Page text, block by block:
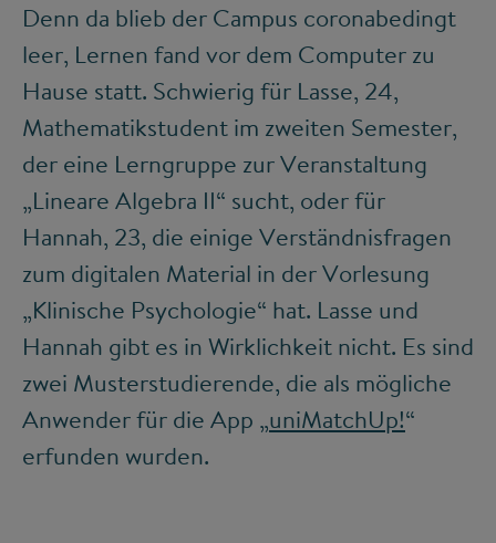
Denn da blieb der Campus coronabedingt
leer, Lernen fand vor dem Computer zu
Hause statt. Schwierig für Lasse, 24,
Mathematikstudent im zweiten Semester,
der eine Lerngruppe zur Veranstaltung
„Lineare Algebra II“ sucht, oder für
Hannah, 23, die einige Verständnisfragen
zum digitalen Material in der Vorlesung
„Klinische Psychologie“ hat. Lasse und
Hannah gibt es in Wirklichkeit nicht. Es sind
zwei Musterstudierende, die als mögliche
Anwender für die App „uniMatchUp!“
erfunden wurden.